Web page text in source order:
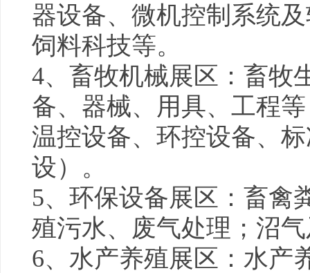
器设备、微机控制系统
饲料科技等。
4、畜牧机械展区：畜牧
备、器械、用具、工程
温控设备、环控设备、
设）。
5、环保设备展区：畜禽
殖污水、废气处理；沼
6、水产养殖展区：水产